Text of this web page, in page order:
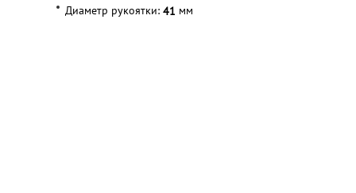
Диаметр рукоятки: 41 мм